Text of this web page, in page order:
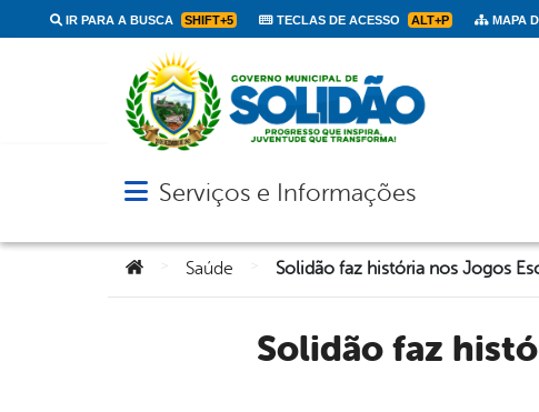
IR PARA A BUSCA SHIFT+5 TECLAS DE ACESSO ALT+P MAPA
Abrir menu principal de navegação
Serviços e Informações
Você está aqui:
Saúde
Solidão faz história nos Jogos Escolares do Sertão do Alto